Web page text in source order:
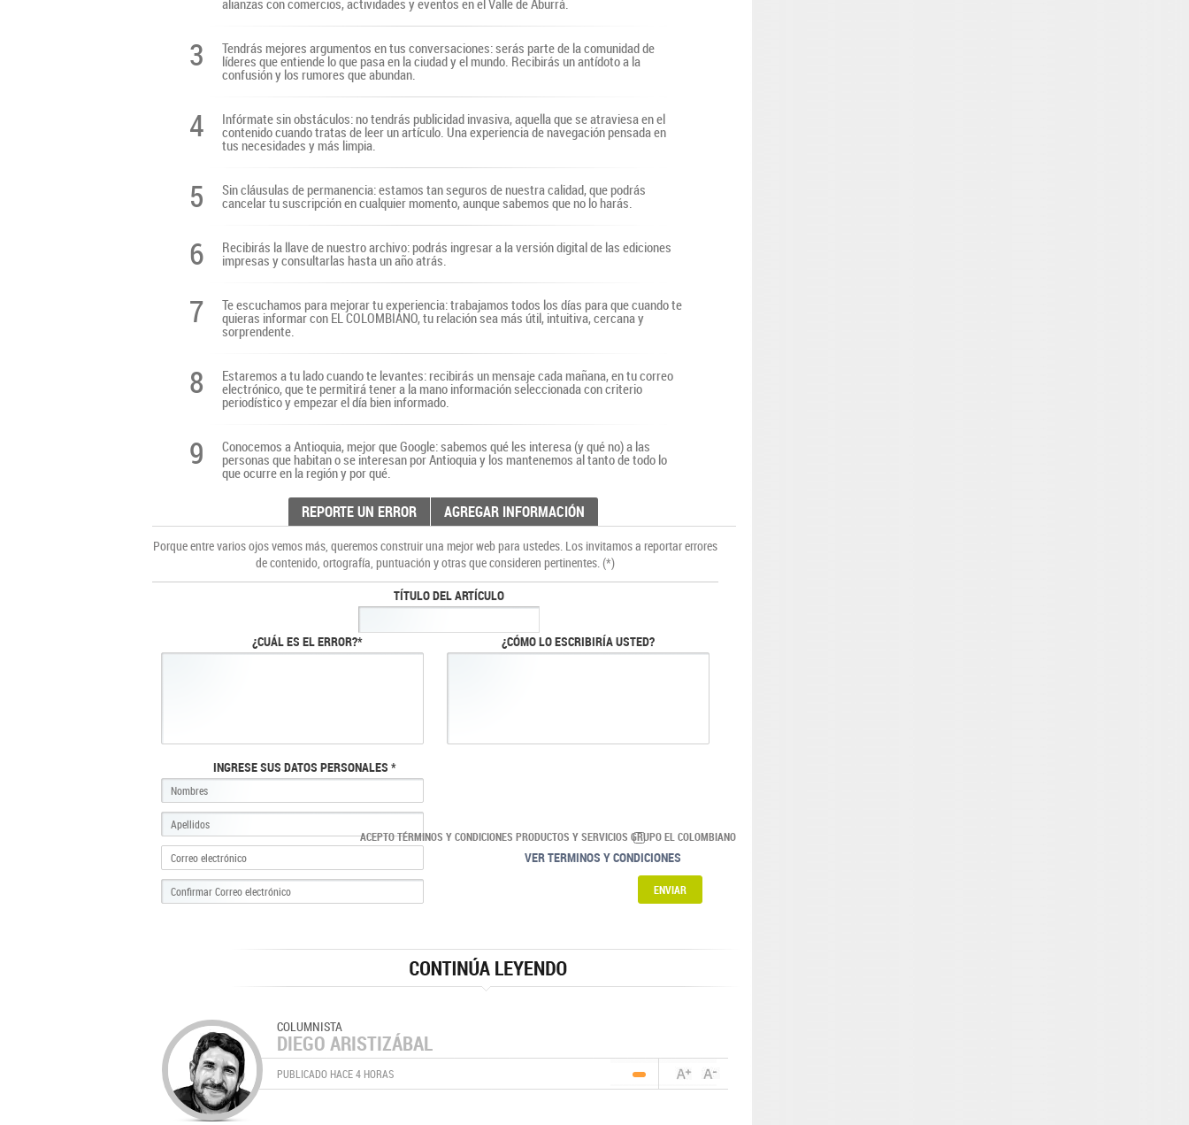
alianzas con comercios, actividades y eventos en el Valle de Aburrá.
3 Tendrás mejores argumentos en tus conversaciones: serás parte de la comunidad de
líderes que entiende lo que pasa en la ciudad y el mundo. Recibirás un antídoto a la
confusión y los rumores que abundan.
4 Infórmate sin obstáculos: no tendrás publicidad invasiva, aquella que se atraviesa en el
contenido cuando tratas de leer un artículo. Una experiencia de navegación pensada en
tus necesidades y más limpia.
5 Sin cláusulas de permanencia: estamos tan seguros de nuestra calidad, que podrás
cancelar tu suscripción en cualquier momento, aunque sabemos que no lo harás.
6 Recibirás la llave de nuestro archivo: podrás ingresar a la versión digital de las ediciones
impresas y consultarlas hasta un año atrás.
7 Te escuchamos para mejorar tu experiencia: trabajamos todos los días para que cuando te
quieras informar con EL COLOMBIANO, tu relación sea más útil, intuitiva, cercana y
sorprendente.
8 Estaremos a tu lado cuando te levantes: recibirás un mensaje cada mañana, en tu correo
electrónico, que te permitirá tener a la mano información seleccionada con criterio
periodístico y empezar el día bien informado.
9 Conocemos a Antioquia, mejor que Google: sabemos qué les interesa (y qué no) a las
personas que habitan o se interesan por Antioquia y los mantenemos al tanto de todo lo
que ocurre en la región y por qué.
REPORTE UN ERROR AGREGAR INFORMACIÓN
Porque entre varios ojos vemos más, queremos construir una mejor web para ustedes. Los invitamos a reportar errores
de contenido, ortografía, puntuación y otras que consideren pertinentes. (*)
TÍTULO DEL ARTÍCULO
¿CUÁL ES EL ERROR?* ¿CÓMO LO ESCRIBIRÍA USTED?
INGRESE SUS DATOS PERSONALES *
ACEPTO TÉRMINOS Y CONDICIONES PRODUCTOS Y SERVICIOS GRUPO EL COLOMBIANO
VER TERMINOS Y CONDICIONES
COLUMNISTA
DIEGO ARISTIZÁBAL
PUBLICADO HACE 4 HORAS